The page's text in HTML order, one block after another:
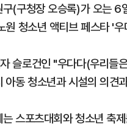
구(구청장 오승록)가 오는 6
청소년 액티브 페스타 '
슬로건인 "우다다(우리들
아동 청소년과 시설의 의견
는 스포츠대회와 청소년 축